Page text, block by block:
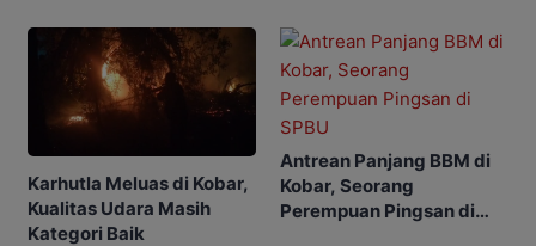
Karhutla Meluas di Kobar,
Kualitas Udara Masih
Kategori Baik
Antrean Panjang BBM di
Kobar, Seorang
Perempuan Pingsan di